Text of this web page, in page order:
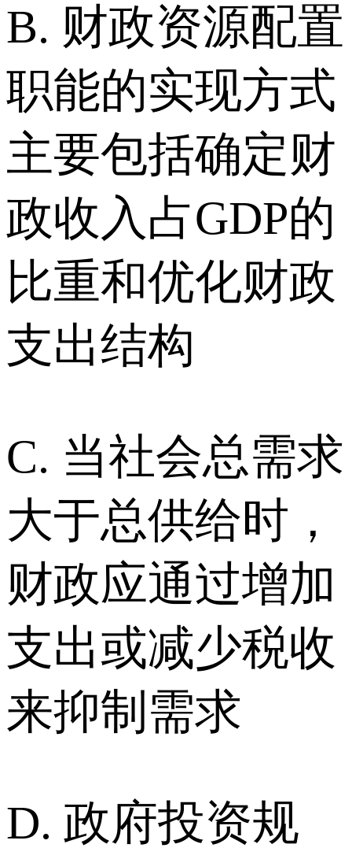
B. 财政资源配置
职能的实现方式
主要包括确定财
政收入占GDP的
比重和优化财政
支出结构
C. 当社会总需求
大于总供给时，
财政应通过增加
支出或减少税收
来抑制需求
D. 政府投资规